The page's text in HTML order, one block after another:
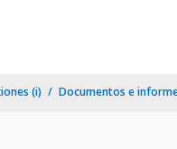
(i) Documentos e